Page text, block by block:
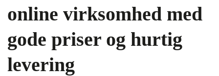
online virksomhed med
gode priser og hurtig
levering